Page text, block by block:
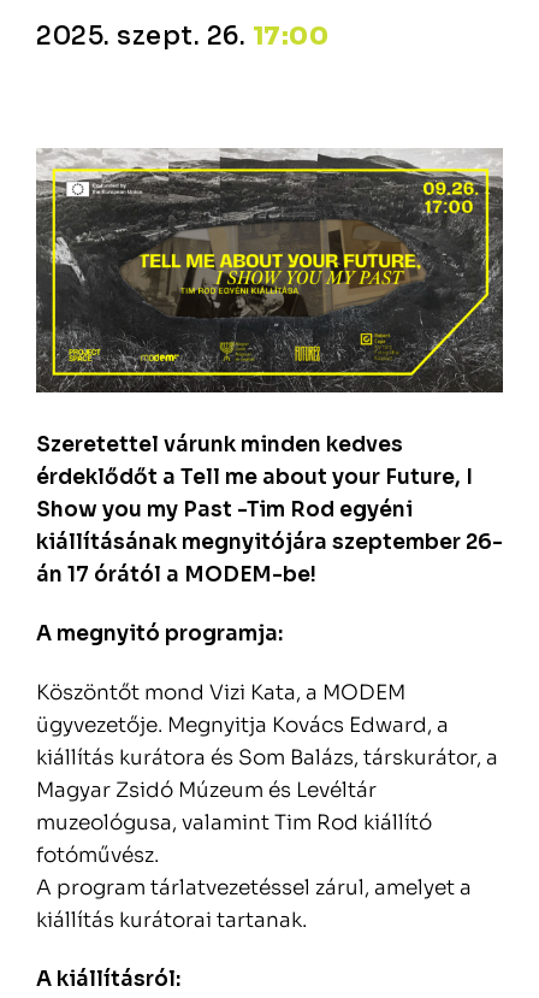
2025. szept. 26. 17:00
Szeretettel várunk minden kedves
érdeklődőt a Tell me about your Future, I
Show you my Past -Tim Rod egyéni
kiállításának megnyitójára szeptember 26-
án 17 órától a MODEM-be!
A megnyitó programja:
Köszöntőt mond Vizi Kata, a MODEM
ügyvezetője. Megnyitja Kovács Edward, a
kiállítás kurátora és Som Balázs, társkurátor, a
Magyar Zsidó Múzeum és Levéltár
muzeológusa, valamint Tim Rod kiállító
fotóművész.
A program tárlatvezetéssel zárul, amelyet a
kiállítás kurátorai tartanak.
A kiállításról: